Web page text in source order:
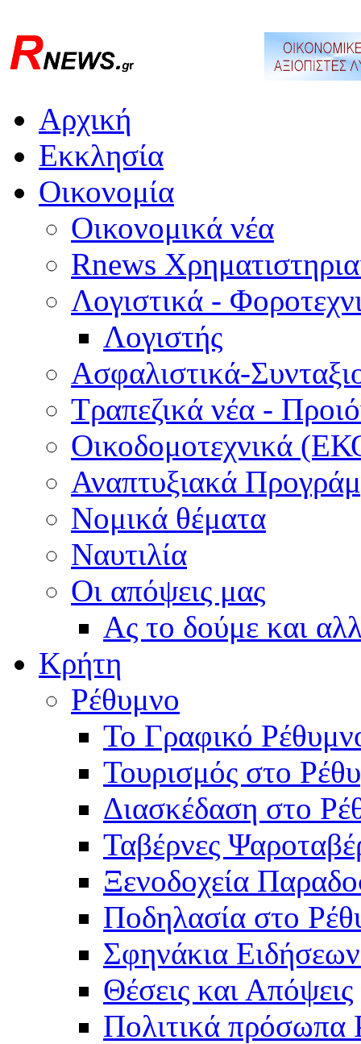
Αρχική
Εκκλησία
Οικονομία
Οικονομικά νέα
Rnews
Λογιστικά -
Λογιστής
Ασφαλιστικά-
Τραπεζικά νέα -
Οικοδομοτεχνικά
Αναπτυξιακά
Νομικά θέματα
Ναυτιλία
Οι απόψεις μας
Ας το δούμε και
Κρήτη
Ρέθυμνο
Το Γραφικό
Τουρισμός στο
Διασκέδαση στο
Ταβέρνες
Ξενοδοχεία
Ποδηλασία στο
Σφηνάκια
Θέσεις και Απόψεις
Πολιτικά πρόσωπα